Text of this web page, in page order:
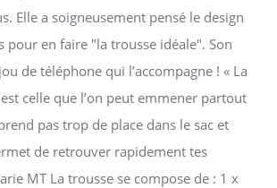
Elle a soigneusement pensé le design
pour en faire "la trousse idéale". Son
de téléphone qui l’accompagne ! « La
celle que l’on peut emmener partout
pas trop de place dans le sac et
de retrouver rapidement tes
MT La trousse se compose de : 1 x